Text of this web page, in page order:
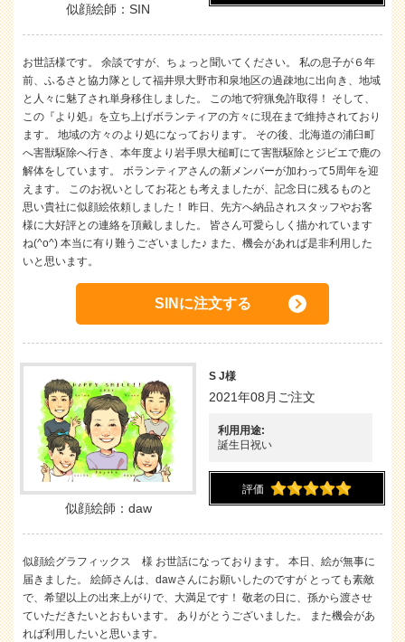
似顔絵師：SIN
お世話様です。 余談ですが、ちょっと聞いてください。 私の息子が６年
前、ふるさと協力隊として福井県大野市和泉地区の過疎地に出向き、地域
と人々に魅了され単身移住しました。 この地で狩猟免許取得！ そして、
この『より処』を立ち上げボランティアの方々に現在まで維持されており
ます。 地域の方々のより処になっております。 その後、北海道の浦臼町
へ害獣駆除へ行き、本年度より岩手県大槌町にて害獣駆除とジビエで鹿の
解体をしています。 ボランティアさんの新メンバーが加わって5周年を迎
えます。 このお祝いとしてお花とも考えましたが、記念日に残るものと
思い貴社に似顔絵依頼しました！ 昨日、先方へ納品されスタッフやお客
様に大好評との連絡を頂戴しました。 皆さん可愛らしく描かれています
ね(^o^) 本当に有り難うございました♪ また、機会があれば是非利用した
いと思います。
SINに注文する
似顔絵師：daw
S J様
2021年08月ご注文
利用用途:
誕生日祝い
評価
似顔絵グラフィックス 様 お世話になっております。 本日、絵が無事に
届きました。 絵師さんは、dawさんにお願いしたのですが とっても素敵
で、希望以上の出来上がりで、大満足です！ 敬老の日に、孫から渡させ
ていただきたいとおもいます。 ありがとうございました。 また機会があ
れば利用したいと思います。